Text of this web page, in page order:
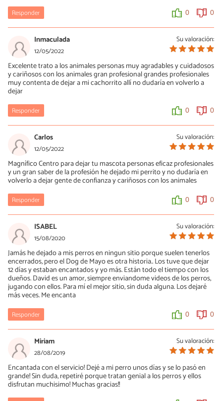
Responder 0 0
Su valoración:
Inmaculada
12/05/2022
Excelente trato a los animales personas muy agradables y cuidadosos
y cariñosos con los animales gran profesional grandes profesionales
muy contenta de dejar a mi cachorrito allí no dudaría en volverlo a
dejar
Responder 0 0
Su valoración:
Carlos
12/05/2022
Magnífico Centro para dejar tu mascota personas eficaz profesionales
y un gran saber de la profesión he dejado mi perrito y no dudaría en
volverlo a dejar gente de confianza y cariñosos con los animales
Responder 0 0
Su valoración:
ISABEL
15/08/2020
Jamás he dejado a mis perros en ningun sitio porque suelen tenerlos
encerrados, pero el Dog de Mayo es otra historia.. Los tuve que dejar
12 días y estaban encantados y yo más. Están todo el tiempo con los
dueños. David es un amor, siempre enviandome videos de los perros,
jugando con ellos. Para mí el mejor sitio, sin duda alguna. Los dejaré
más veces. Me encanta
Responder 0 0
Su valoración:
Miriam
28/08/2019
Encantada con el servicio! Dejé a mi perro unos días y se lo pasó en
grande! Sin duda, repetiré porque tratan genial a los perros y ellos
disfrutan muchisimo! Muchas gracias!!